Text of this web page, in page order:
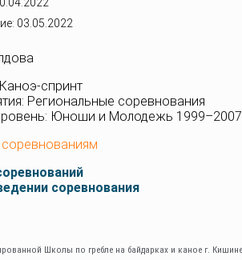
03.05.2022
спринт
Региональные соревнования
Юноши и Молодежь 1999–2007
соревнования